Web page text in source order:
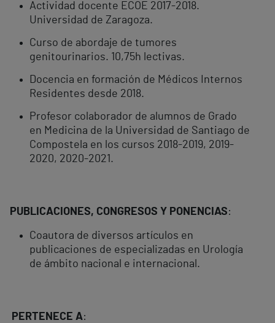
Actividad docente ECOE 2017-2018.
Universidad de Zaragoza.
Curso de abordaje de tumores
genitourinarios. 10,75h lectivas.
Docencia en formación de Médicos Internos
Residentes desde 2018.
Profesor colaborador de alumnos de Grado
en Medicina de la Universidad de Santiago de
Compostela en los cursos 2018-2019, 2019-
2020, 2020-2021.
PUBLICACIONES, CONGRESOS Y PONENCIAS:
Coautora de diversos artículos en
publicaciones de especializadas en Urología
de ámbito nacional e internacional.
PERTENECE A: